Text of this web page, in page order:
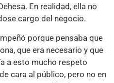
En realidad, ella no
cargo del negocio.
porque pensaba que
que era necesario y que
a esto mucho respeto
cara al público, pero no en